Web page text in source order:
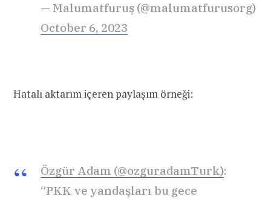
— Malumatfuruş (@malumatfurusorg)
October 6, 2023
Hatalı aktarım içeren paylaşım örneği:
Özgür Adam (@ozguradamTurk):
“PKK ve yandaşları bu gece